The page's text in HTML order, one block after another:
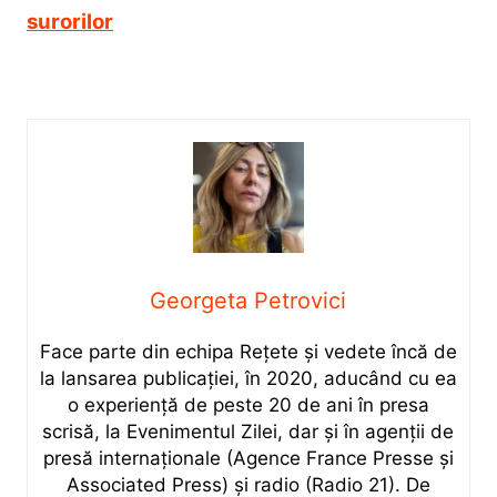
surorilor
Georgeta Petrovici
Face parte din echipa Rețete și vedete încă de
la lansarea publicației, în 2020, aducând cu ea
o experiență de peste 20 de ani în presa
scrisă, la Evenimentul Zilei, dar și în agenții de
presă internaționale (Agence France Presse și
Associated Press) și radio (Radio 21). De